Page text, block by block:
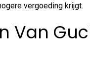
vergoeding krijgt.
Van